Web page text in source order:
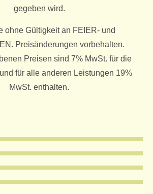
gegeben wird.
ohne Gültigkeit an FEIER- und
Preisänderungen vorbehalten.
Preisen sind 7% MwSt. für die
für alle anderen Leistungen 19%
MwSt. enthalten.